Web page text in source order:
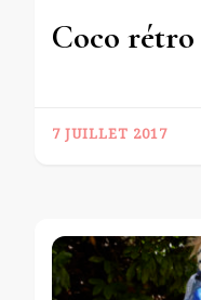
Coco rétro
7 JUILLET 2017